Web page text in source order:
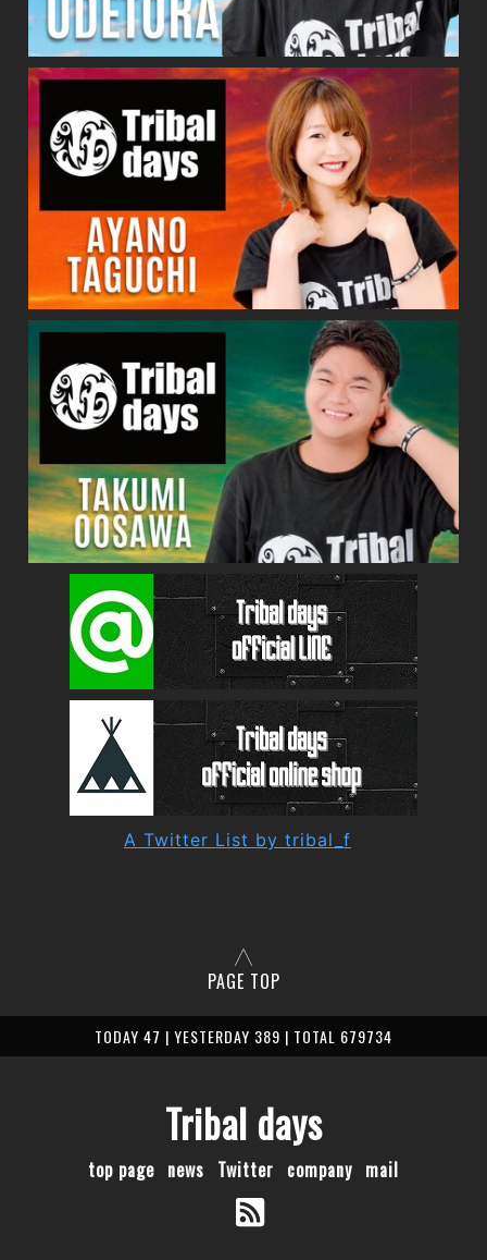
A Twitter List by tribal_f
PAGE TOP
TODAY 47 | YESTERDAY 389 | TOTAL 679734
Tribal days
top page news Twitter company mail